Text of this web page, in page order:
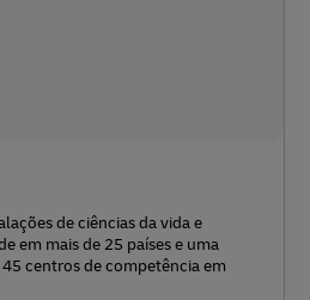
de ciências da vida e
em mais de 25 países e uma
centros de competência em